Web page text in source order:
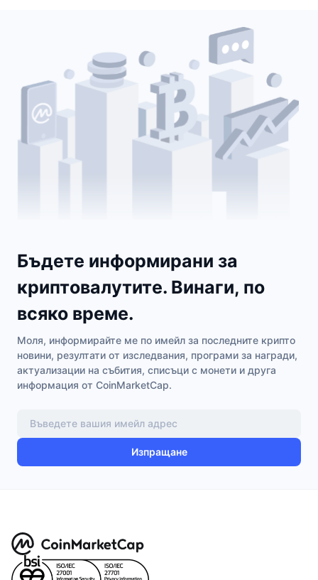
Бъдете информирани за
криптовалутите. Винаги, по
всяко време.
Моля, информирайте ме по имейл за последните крипто
новини, резултати от изследвания, програми за награди,
актуализации на събития, списъци с монети и друга
информация от CoinMarketCap.
Изпращане